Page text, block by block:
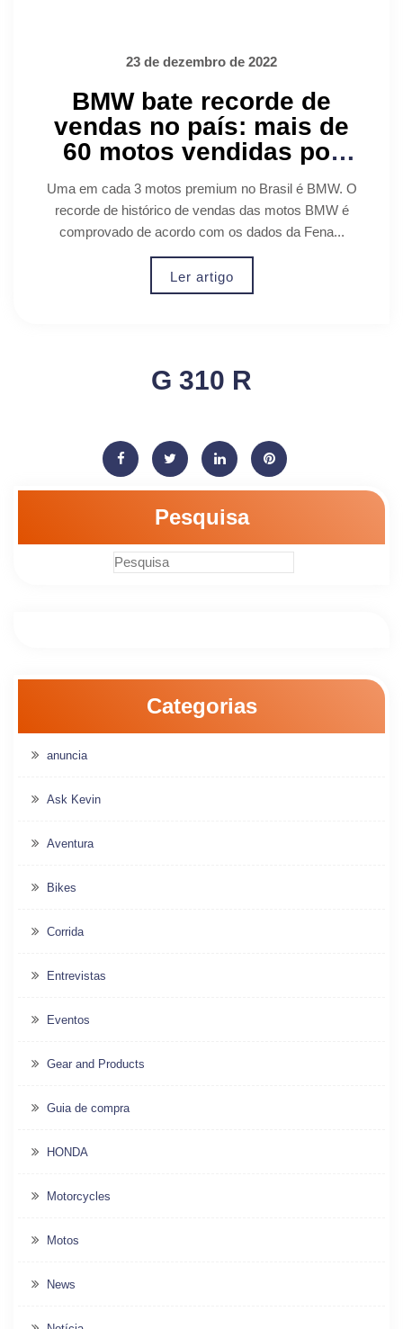
23 de dezembro de 2022
BMW bate recorde de
vendas no país: mais de
60 motos vendidas por
dia
Uma em cada 3 motos premium no Brasil é BMW. O
recorde de histórico de vendas das motos BMW é
comprovado de acordo com os dados da Fena...
Ler artigo
G 310 R
Pesquisa
Categorias
anuncia
Ask Kevin
Aventura
Bikes
Corrida
Entrevistas
Eventos
Gear and Products
Guia de compra
HONDA
Motorcycles
Motos
News